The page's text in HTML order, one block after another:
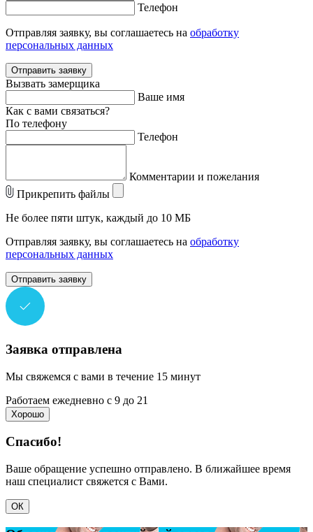
Телефон
Отправляя заявку, вы соглашаетесь на обработку
персональных данных
Отправить заявку
Вызвать замерщика
Ваше имя
Как с вами связаться?
По телефону
Телефон
Комментарии и пожелания
Прикрепить файлы
Не более пяти штук, каждый до 10 МБ
Отправляя заявку, вы соглашаетесь на обработку
персональных данных
Отправить заявку
Заявка отправлена
Мы свяжемся с вами в течение 15 минут
Работаем ежедневно с 9 до 21
Хорошо
Спасибо!
Ваше обращение успешно отправлено. В ближайшее время
наш специалист свяжется с Вами.
ОК